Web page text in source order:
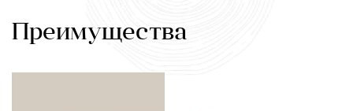
Преимущества